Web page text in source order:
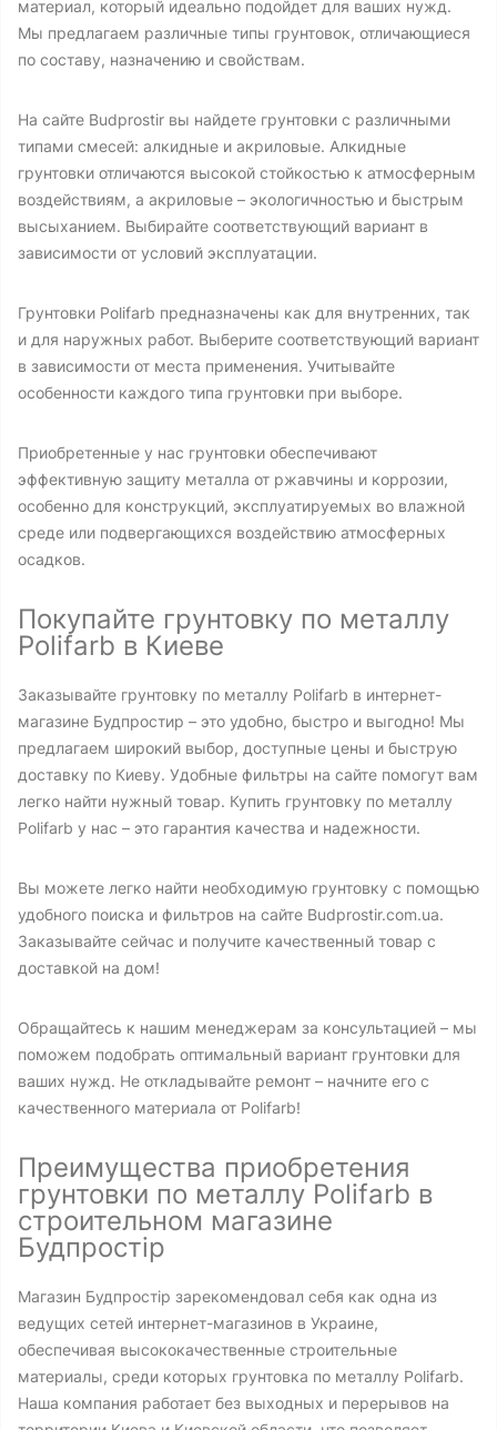
материал, который идеально подойдет для ваших нужд.
Мы предлагаем различные типы грунтовок, отличающиеся
по составу, назначению и свойствам.
На сайте Budprostir вы найдете грунтовки с различными
типами смесей: алкидные и акриловые. Алкидные
грунтовки отличаются высокой стойкостью к атмосферным
воздействиям, а акриловые – экологичностью и быстрым
высыханием. Выбирайте соответствующий вариант в
зависимости от условий эксплуатации.
Грунтовки Polifarb предназначены как для внутренних, так
и для наружных работ. Выберите соответствующий вариант
в зависимости от места применения. Учитывайте
особенности каждого типа грунтовки при выборе.
Приобретенные у нас грунтовки обеспечивают
эффективную защиту металла от ржавчины и коррозии,
особенно для конструкций, эксплуатируемых во влажной
среде или подвергающихся воздействию атмосферных
осадков.
Покупайте грунтовку по металлу
Polifarb в Киеве
Заказывайте грунтовку по металлу Polifarb в интернет-
магазине Будпростир – это удобно, быстро и выгодно! Мы
предлагаем широкий выбор, доступные цены и быструю
доставку по Киеву. Удобные фильтры на сайте помогут вам
легко найти нужный товар. Купить грунтовку по металлу
Polifarb у нас – это гарантия качества и надежности.
Вы можете легко найти необходимую грунтовку с помощью
удобного поиска и фильтров на сайте Budprostir.com.ua.
Заказывайте сейчас и получите качественный товар с
доставкой на дом!
Обращайтесь к нашим менеджерам за консультацией – мы
поможем подобрать оптимальный вариант грунтовки для
ваших нужд. Не откладывайте ремонт – начните его с
качественного материала от Polifarb!
Преимущества приобретения
грунтовки по металлу Polifarb в
строительном магазине
Будпростір
Магазин Будпростір зарекомендовал себя как одна из
ведущих сетей интернет-магазинов в Украине,
обеспечивая высококачественные строительные
материалы, среди которых грунтовка по металлу Polifarb.
Наша компания работает без выходных и перерывов на